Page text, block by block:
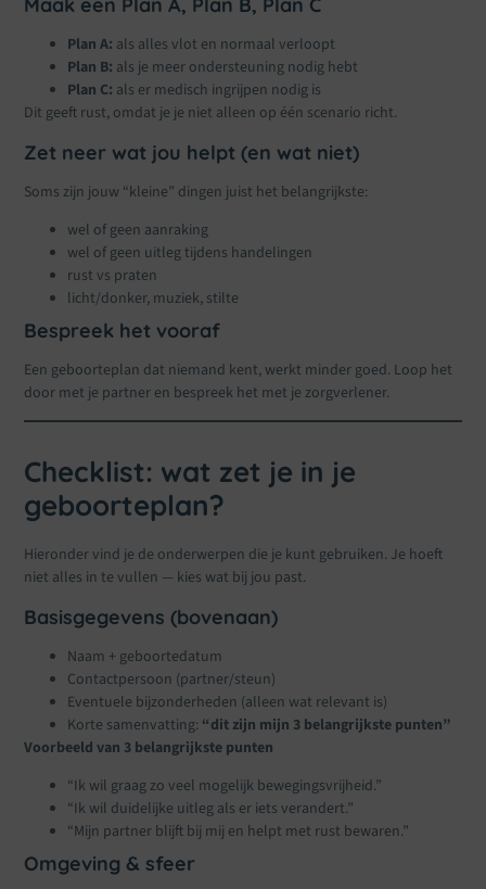
Maak een Plan A, Plan B, Plan C
Plan A: als alles vlot en normaal verloopt
Plan B: als je meer ondersteuning nodig hebt
Plan C: als er medisch ingrijpen nodig is
Dit geeft rust, omdat je je niet alleen op één scenario richt.
Zet neer wat jou helpt (en wat niet)
Soms zijn jouw “kleine” dingen juist het belangrijkste:
wel of geen aanraking
wel of geen uitleg tijdens handelingen
rust vs praten
licht/donker, muziek, stilte
Bespreek het vooraf
Een geboorteplan dat niemand kent, werkt minder goed. Loop het
door met je partner en bespreek het met je zorgverlener.
Checklist: wat zet je in je
geboorteplan?
Hieronder vind je de onderwerpen die je kunt gebruiken. Je hoeft
niet alles in te vullen — kies wat bij jou past.
Basisgegevens (bovenaan)
Naam + geboortedatum
Contactpersoon (partner/steun)
Eventuele bijzonderheden (alleen wat relevant is)
Korte samenvatting: “dit zijn mijn 3 belangrijkste punten”
Voorbeeld van 3 belangrijkste punten
“Ik wil graag zo veel mogelijk bewegingsvrijheid.”
“Ik wil duidelijke uitleg als er iets verandert.”
“Mijn partner blijft bij mij en helpt met rust bewaren.”
Omgeving & sfeer